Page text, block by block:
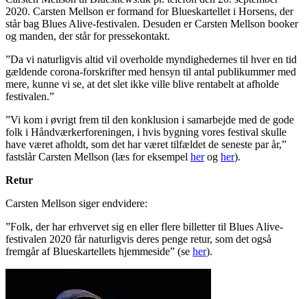
2020. Carsten Mellson er formand for Blueskartellet i Horsens, der
står bag Blues Alive-festivalen. Desuden er Carsten Mellson booker
og manden, der står for pressekontakt.
”Da vi naturligvis altid vil overholde myndighedernes til hver en tid
gældende corona-forskrifter med hensyn til antal publikummer med
mere, kunne vi se, at det slet ikke ville blive rentabelt at afholde
festivalen.”
”Vi kom i øvrigt frem til den konklusion i samarbejde med de gode
folk i Håndværkerforeningen, i hvis bygning vores festival skulle
have været afholdt, som det har været tilfældet de seneste par år,”
fastslår Carsten Mellson (læs for eksempel herog her).
Retur
Carsten Mellson siger endvidere:
”Folk, der har erhvervet sig en eller flere billetter til Blues Alive-
festivalen 2020 får naturligvis deres penge retur, som det også
fremgår af Blueskartellets hjemmeside” (se her).